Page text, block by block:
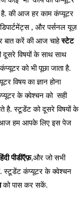
की आज हर काम कंप्यूटर
, और पर्सनल यूज़
बात करें की आज चाहेस्टेट
दूसरे विषयों के साथ साथ
को भी पूछा जाता है.
विषय का ज्ञान होना
के क्वेश्चन को सही
है. स्टूडेंट को दूसरे विषयों के
आज हम आपके लिए इस पेज
पीडीऍफ़,और जो सभी
स्टूडेंट कंप्यूटर के क्वेश्चन
को पास कर सकें.